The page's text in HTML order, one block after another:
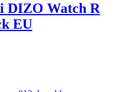
Watch R
EU